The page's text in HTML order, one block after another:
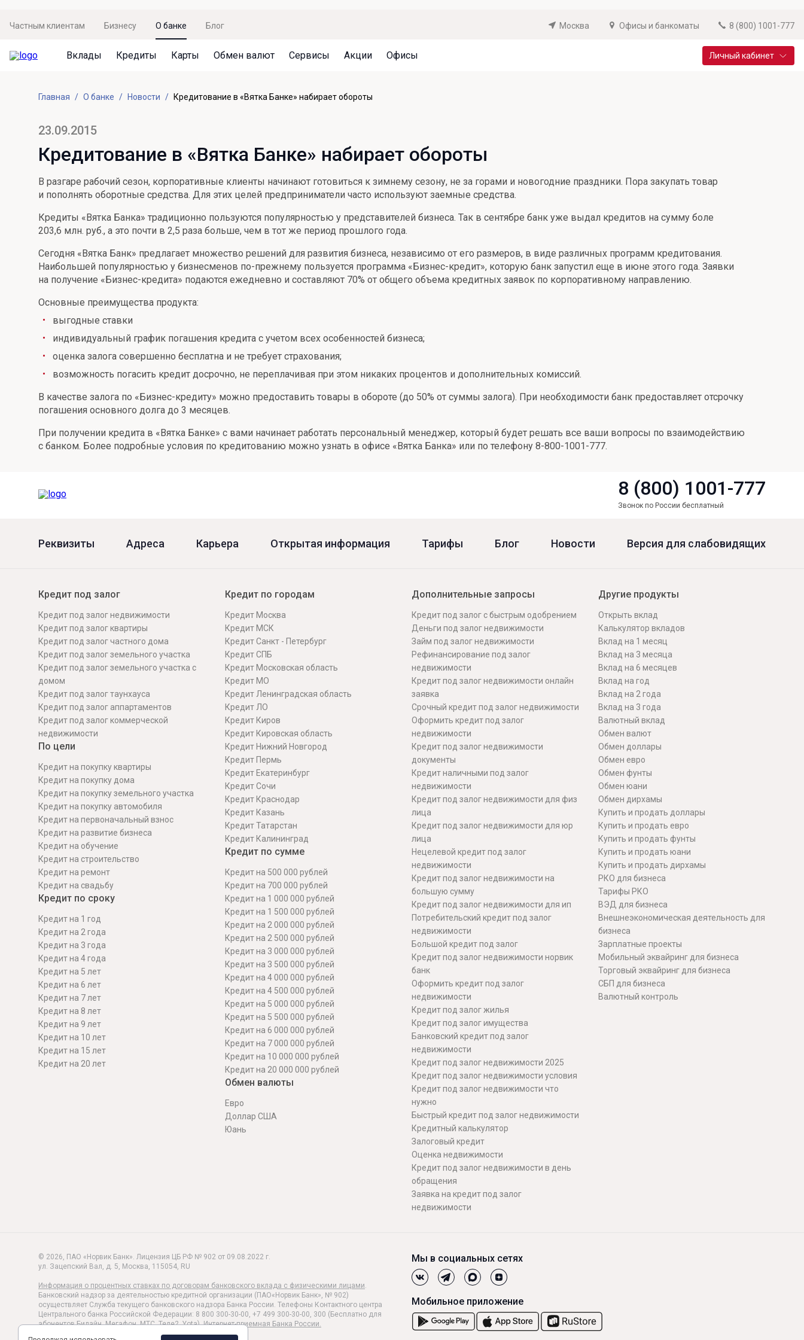
Частным клиентам Бизнесу О банке Блог Москва Офисы и банкоматы 8 (800) 1001-777
Вклады
Не упусти момент
Просто вклад
Накопительный
Отличная стратегия+
Фиксируй доход
Новый старт
Валютный плюс
Онлайн
Система страхования вкладов
Архив вкладов
Кредиты
Кредит под залог недвижимости
Рефинансирование
Кредит на автомобиль
Потребительский кредит
Все кредиты
Привилегии для клиентов
Реструктуризация
Оценка недвижимости
Подбор новой недвижимости
Карты
Дебетовая карта с пакетом услуг
Премиальная карта Mir Supreme
Пенсионная карта
Все карты
Документы
Кешбэк
Обмен валют
Курсы валют
Бронирование валюты
Курсы валют ЦБ
Сервисы
Оплата кредита
Оценка недвижимости
Подбор новой недвижимости
СБПей
Mir Pay
Регистрация в ЕБС
Удаленная идентификация
Мобильное приложение
Все сервисы
Акции
Акция «Приведи друга»
Акция «Ставка на бизнес»
Офисы Личный кабинет
Главная О банке Новости Кредитование в «Вятка Банке» набирает обороты
23.09.2015
Кредитование в «Вятка Банке» набирает обороты
В разгаре рабочий сезон, корпоративные клиенты начинают готовиться к зимнему сезону, не за горами и новогодние праздники. Пора закупать товар
и пополнять оборотные средства. Для этих целей предприниматели часто используют заемные средства.
Кредиты «Вятка Банка» традиционно пользуются популярностью у представителей бизнеса. Так в сентябре банк уже выдал кредитов на сумму боле
203,6 млн. руб., а это почти в 2,5 раза больше, чем в тот же период прошлого года.
Сегодня «Вятка Банк» предлагает множество решений для развития бизнеса, независимо от его размеров, в виде различных программ кредитования.
Наибольшей популярностью у бизнесменов по-прежнему пользуется программа «Бизнес-кредит», которую банк запустил еще в июне этого года. Заявки
на получение «Бизнес-кредита» подаются ежедневно и составляют 70% от общего объема кредитных заявок по корпоративному направлению.
Основные преимущества продукта:
выгодные ставки
индивидуальный график погашения кредита с учетом всех особенностей бизнеса;
оценка залога совершенно бесплатна и не требует страхования;
возможность погасить кредит досрочно, не переплачивая при этом никаких процентов и дополнительных комиссий.
В качестве залога по «Бизнес-кредиту» можно предоставить товары в обороте (до 50% от суммы залога). При необходимости банк предоставляет отсрочку
погашения основного долга до 3 месяцев.
При получении кредита в «Вятка Банке» с вами начинает работать персональный менеджер, который будет решать все ваши вопросы по взаимодействию
с банком. Более подробные условия по кредитованию можно узнать в офисе «Вятка Банка» или по телефону 8-800-1001-777.
8 (800) 1001-777
Звонок по России бесплатный
Реквизиты Адреса Карьера Открытая информация Тарифы Блог Новости Версия для слабовидящих
Кредит под залог
Кредит под залог недвижимости
Кредит под залог квартиры
Кредит под залог частного дома
Кредит под залог земельного участка
Кредит под залог земельного участка с
домом
Кредит под залог таунхауса
Кредит под залог аппартаментов
Кредит под залог коммерческой
недвижимости
По цели
Кредит на покупку квартиры
Кредит на покупку дома
Кредит на покупку земельного участка
Кредит на покупку автомобиля
Кредит на первоначальный взнос
Кредит на развитие бизнеса
Кредит на обучение
Кредит на строительcтво
Кредит на ремонт
Кредит на свадьбу
Кредит по сроку
Кредит на 1 год
Кредит на 2 года
Кредит на 3 года
Кредит на 4 года
Кредит на 5 лет
Кредит на 6 лет
Кредит на 7 лет
Кредит на 8 лет
Кредит на 9 лет
Кредит на 10 лет
Кредит на 15 лет
Кредит на 20 лет
Кредит по городам
Кредит Москва
Кредит МСК
Кредит Санкт - Петербург
Кредит СПБ
Кредит Московская область
Кредит МО
Кредит Ленинградская область
Кредит ЛО
Кредит Киров
Кредит Кировская область
Кредит Нижний Новгород
Кредит Пермь
Кредит Екатеринбург
Кредит Сочи
Кредит Краснодар
Кредит Казань
Кредит Татарстан
Кредит Калининград
Кредит по сумме
Кредит на 500 000 рублей
Кредит на 700 000 рублей
Кредит на 1 000 000 рублей
Кредит на 1 500 000 рублей
Кредит на 2 000 000 рублей
Кредит на 2 500 000 рублей
Кредит на 3 000 000 рублей
Кредит на 3 500 000 рублей
Кредит на 4 000 000 рублей
Кредит на 4 500 000 рублей
Кредит на 5 000 000 рублей
Кредит на 5 500 000 рублей
Кредит на 6 000 000 рублей
Кредит на 7 000 000 рублей
Кредит на 10 000 000 рублей
Кредит на 20 000 000 рублей
Обмен валюты
Евро
Доллар США
Юань
Дополнительные запросы
Кредит под залог с быстрым одобрением
Деньги под залог недвижимости
Займ под залог недвижимости
Рефинансирование под залог
недвижимости
Кредит под залог недвижимости онлайн
заявка
Срочный кредит под залог недвижимости
Оформить кредит под залог
недвижимости
Кредит под залог недвижимости
документы
Кредит наличными под залог
недвижимости
Кредит под залог недвижимости для физ
лица
Кредит под залог недвижимости для юр
лица
Нецелевой кредит под залог
недвижимости
Кредит под залог недвижимости на
большую сумму
Кредит под залог недвижимости для ип
Потребительский кредит под залог
недвижимости
Большой кредит под залог
Кредит под залог недвижимости норвик
банк
Оформить кредит под залог
недвижимости
Кредит под залог жилья
Кредит под залог имущества
Банковский кредит под залог
недвижимости
Кредит под залог недвижимости 2025
Кредит под залог недвижимости условия
Кредит под залог недвижимости что
нужно
Быстрый кредит под залог недвижимости
Кредитный калькулятор
Залоговый кредит
Оценка недвижимости
Кредит под залог недвижимости в день
обращения
Заявка на кредит под залог
недвижимости
Другие продукты
Открыть вклад
Калькулятор вкладов
Вклад на 1 месяц
Вклад на 3 месяца
Вклад на 6 месяцев
Вклад на год
Вклад на 2 года
Вклад на 3 года
Валютный вклад
Обмен валют
Обмен доллары
Обмен евро
Обмен фунты
Обмен юани
Обмен дирхамы
Купить и продать доллары
Купить и продать евро
Купить и продать фунты
Купить и продать юани
Купить и продать дирхамы
РКО для бизнеса
Тарифы РКО
ВЭД для бизнеса
Внешнеэкономическая деятельность для
бизнеса
Зарплатные проекты
Мобильный эквайринг для бизнеса
Торговый эквайринг для бизнеса
СБП для бизнеса
Валютный контроль
© 2026, ПАО «Норвик Банк». Лицензия ЦБ РФ № 902 от 09.08.2022 г.
ул. Зацепский Вал, д. 5, Москва, 115054, RU
Информация о процентных ставках по договорам банковского вклада с физическими лицами.
Банковский надзор за деятельностью кредитной организации (ПАО«Норвик Банк», № 902)
осуществляет Служба текущего банковского надзора Банка России. Телефоны Контактного центра
Центрального банка Российской Федерации: 8 800 300-30-00, +7 499 300-30-00, 300 (Бесплатно для
абонентов Билайн, Мегафон, МТС, Теле2, Yota).Интернет-приемная Банка России.
Политика обработки и защиты персональных данных
Мы в социальных сетях
Мобильное приложение